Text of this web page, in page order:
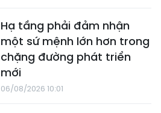
Hạ tầng phải đảm nhận
một sứ mệnh lớn hơn trong
chặng đường phát triển
mới
06/08/2026 10:01